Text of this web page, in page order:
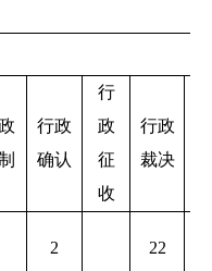
行政
确认
行
政
征
收
行政
裁决
2 22